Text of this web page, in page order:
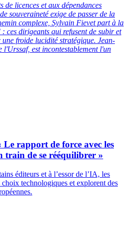
de licences et aux dépendances
souveraineté exige de passer de la
complexe, Sylvain Fievet part à la
ces dirigeants qui refusent de subir et
froide lucidité stratégique. Jean-
l'Urssaf, est incontestablement l'un
rapport de force avec les
train de se rééquilibrer »
éditeurs et à l’essor de l’IA, les
technologiques et explorent des